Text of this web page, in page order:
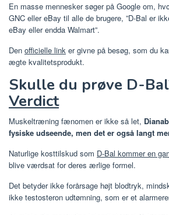
En masse mennesker søger på Google om,
GNC eller eBay til alle de brugere, ”D-Bal er
eBay eller endda Walmart”.
Den officielle link er givne på besøg, som du
ægte kvalitetsprodukt.
Skulle du prøve D-
Verdict
Muskeltræning fænomen er ikke så let,
fysiske udseende, men det er også langt
Naturlige kosttilskud som D-Bal kommer en
blive værdsat for deres ærlige formel.
Det betyder ikke forårsage højt blodtryk,
ikke testosteron udtømning, som er et